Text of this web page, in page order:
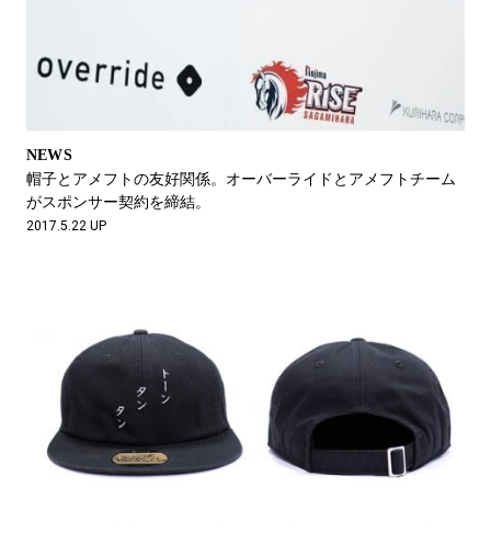
NEWS
帽子とアメフトの友好関係。オーバーライドとアメフトチーム
がスポンサー契約を締結。
2017.5.22 UP